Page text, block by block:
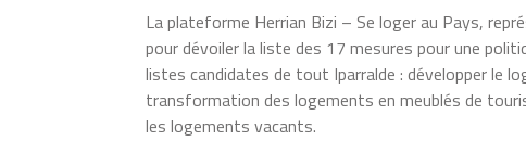
La plateforme Herrian Bizi – Se loger au Pays,
pour dévoiler la liste des 17 mesures pour une
listes candidates de tout Iparralde : développer le
transformation des logements en meublés de
les logements vacants.